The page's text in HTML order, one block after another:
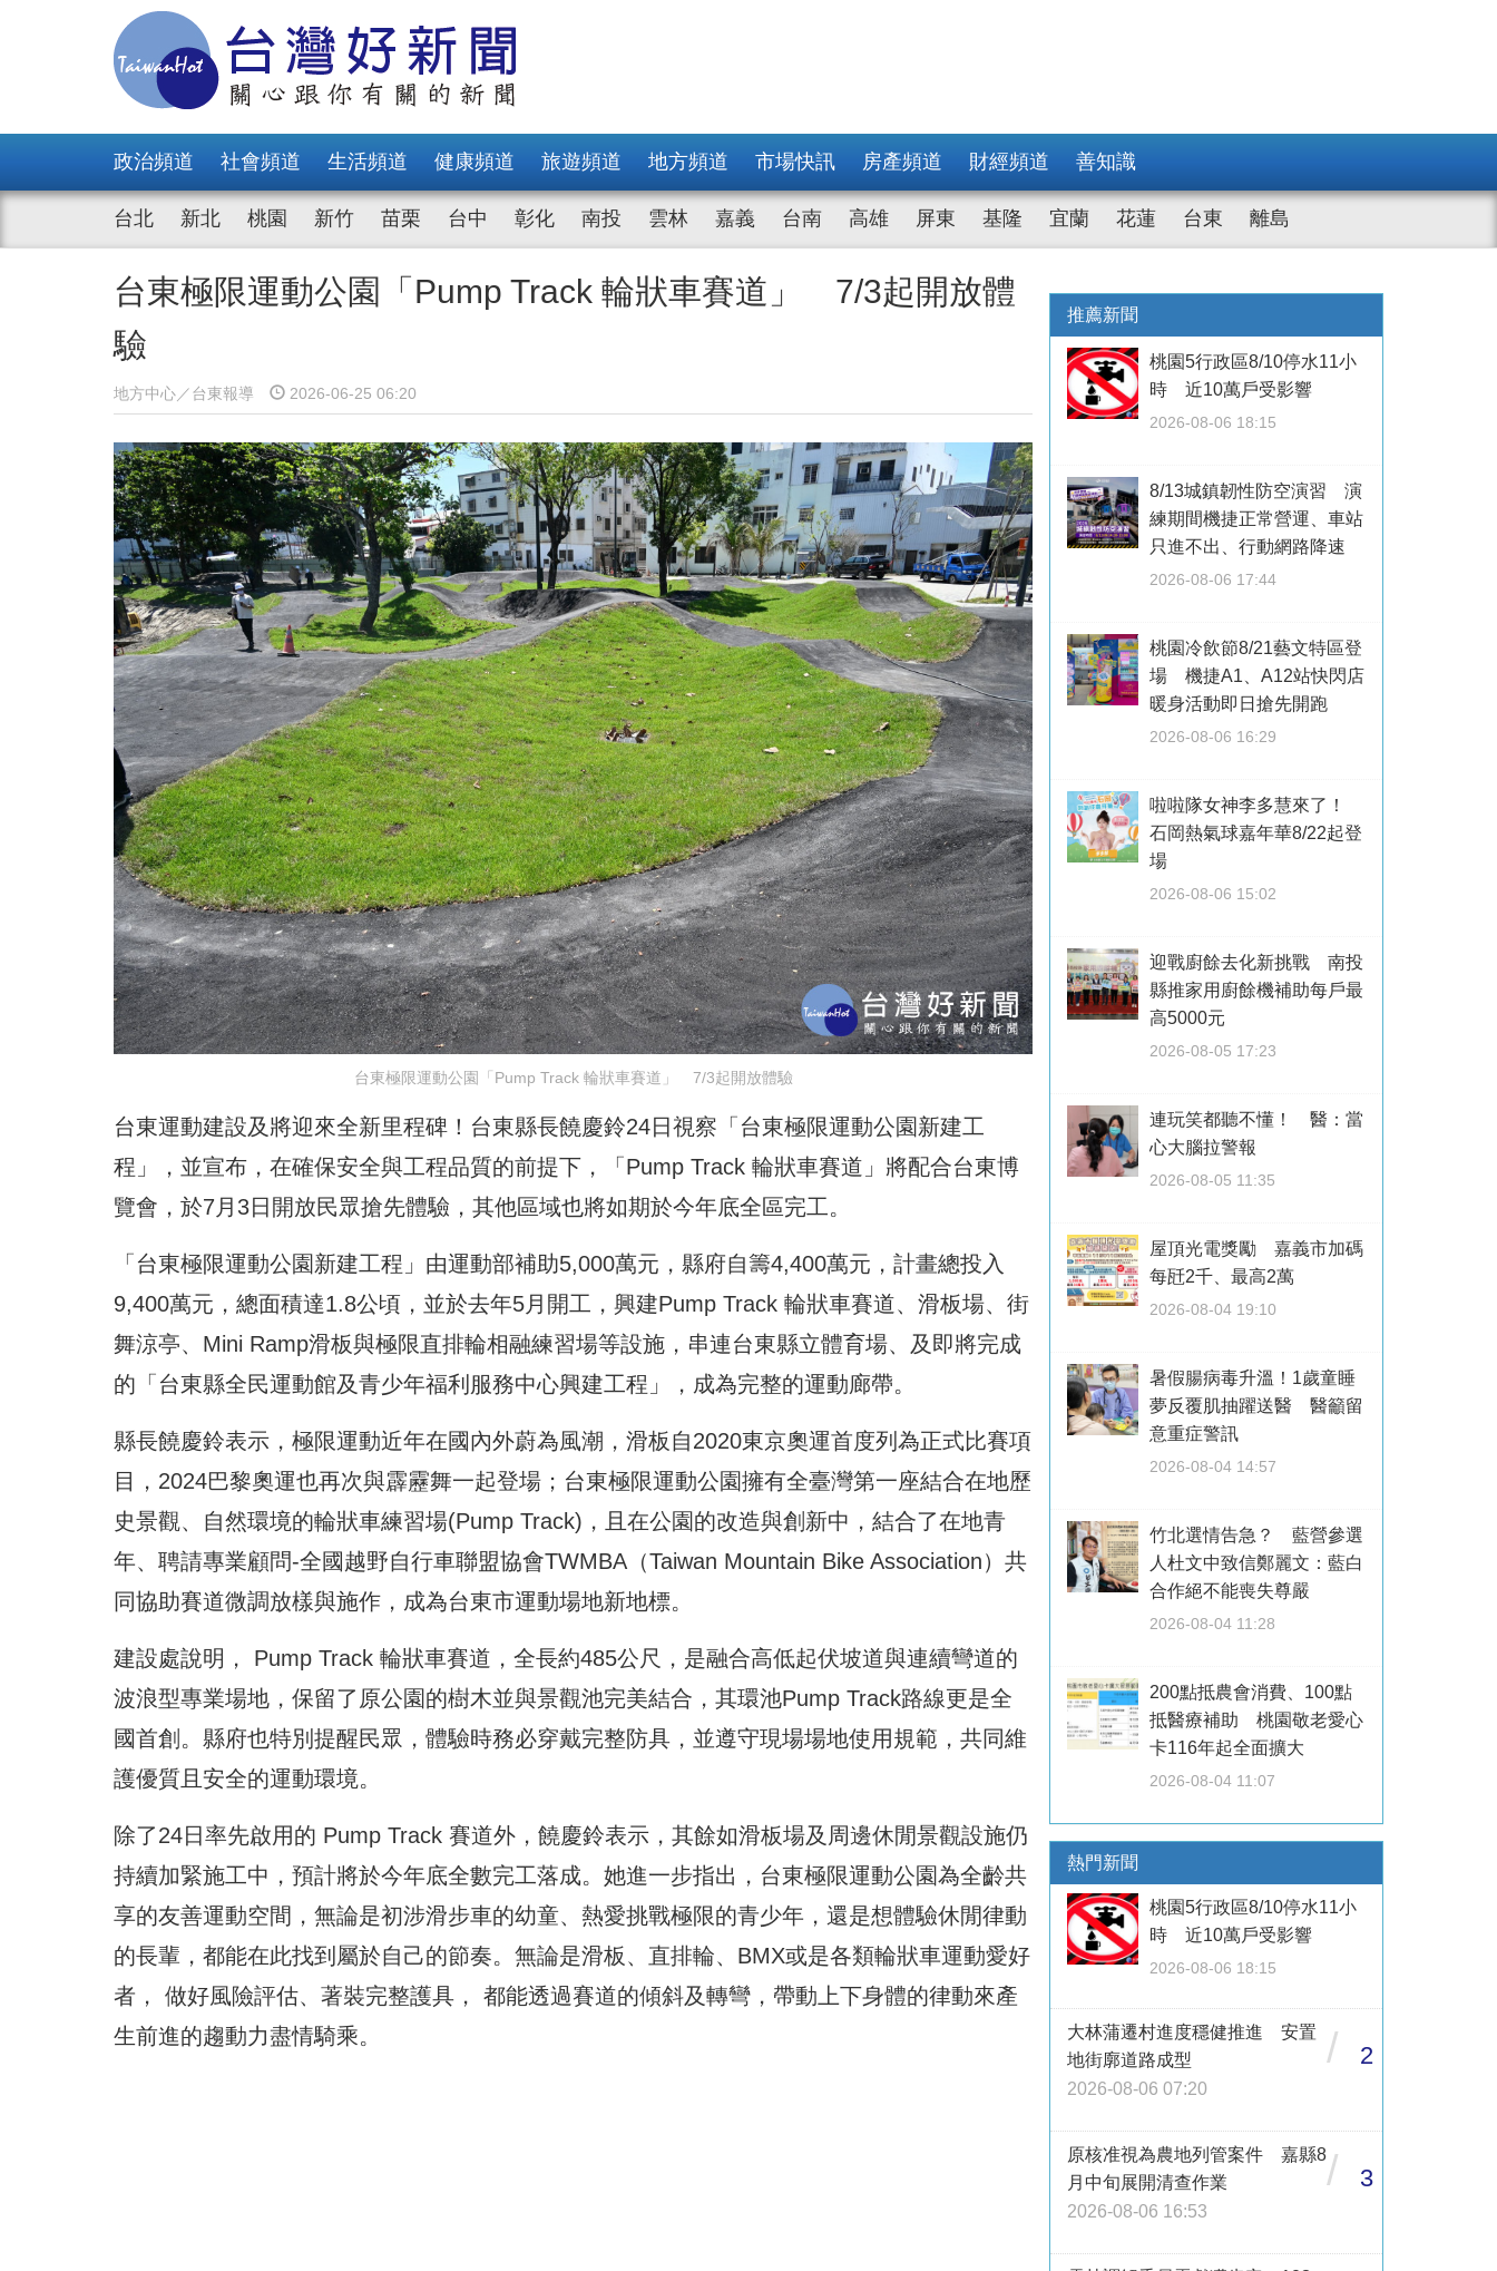
政治頻道 社會頻道 生活頻道 健康頻道 旅遊頻道 地方頻道 市場快訊 房產頻道 財經頻道 善知識
台北 新北 桃園 新竹 苗栗 台中 彰化 南投 雲林 嘉義 台南 高雄 屏東 基隆 宜蘭 花蓮 台東 離島
台東極限運動公園「Pump Track 輪狀車賽道」 7/3起開放體
驗
地方中心／台東報導 2026-06-25 06:20
台東極限運動公園「Pump Track 輪狀車賽道」 7/3起開放體驗
台東運動建設及將迎來全新里程碑！台東縣長饒慶鈴24日視察「台東極限運動公園新建工
程」，並宣布，在確保安全與工程品質的前提下，「Pump Track 輪狀車賽道」將配合台東博
覽會，於7月3日開放民眾搶先體驗，其他區域也將如期於今年底全區完工。
「台東極限運動公園新建工程」由運動部補助5,000萬元，縣府自籌4,400萬元，計畫總投入
9,400萬元，總面積達1.8公頃，並於去年5月開工，興建Pump Track 輪狀車賽道、滑板場、街
舞涼亭、Mini Ramp滑板與極限直排輪相融練習場等設施，串連台東縣立體育場、及即將完成
的「台東縣全民運動館及青少年福利服務中心興建工程」，成為完整的運動廊帶。
縣長饒慶鈴表示，極限運動近年在國內外蔚為風潮，滑板自2020東京奧運首度列為正式比賽項
目，2024巴黎奧運也再次與霹靂舞一起登場；台東極限運動公園擁有全臺灣第一座結合在地歷
史景觀、自然環境的輪狀車練習場(Pump Track)，且在公園的改造與創新中，結合了在地青
年、聘請專業顧問-全國越野自行車聯盟協會TWMBA（Taiwan Mountain Bike Association）共
同協助賽道微調放樣與施作，成為台東市運動場地新地標。
建設處說明， Pump Track 輪狀車賽道，全長約485公尺，是融合高低起伏坡道與連續彎道的
波浪型專業場地，保留了原公園的樹木並與景觀池完美結合，其環池Pump Track路線更是全
國首創。縣府也特別提醒民眾，體驗時務必穿戴完整防具，並遵守現場場地使用規範，共同維
護優質且安全的運動環境。
除了24日率先啟用的 Pump Track 賽道外，饒慶鈴表示，其餘如滑板場及周邊休閒景觀設施仍
持續加緊施工中，預計將於今年底全數完工落成。她進一步指出，台東極限運動公園為全齡共
享的友善運動空間，無論是初涉滑步車的幼童、熱愛挑戰極限的青少年，還是想體驗休閒律動
的長輩，都能在此找到屬於自己的節奏。無論是滑板、直排輪、BMX或是各類輪狀車運動愛好
者， 做好風險評估、著裝完整護具， 都能透過賽道的傾斜及轉彎，帶動上下身體的律動來產
生前進的趨動力盡情騎乘。
推薦新聞
桃園5行政區8/10停水11小
時 近10萬戶受影響
2026-08-06 18:15
8/13城鎮韌性防空演習 演
練期間機捷正常營運、車站
只進不出、行動網路降速
2026-08-06 17:44
桃園冷飲節8/21藝文特區登
場 機捷A1、A12站快閃店
暖身活動即日搶先開跑
2026-08-06 16:29
啦啦隊女神李多慧來了！
石岡熱氣球嘉年華8/22起登
場
2026-08-06 15:02
迎戰廚餘去化新挑戰 南投
縣推家用廚餘機補助每戶最
高5000元
2026-08-05 17:23
連玩笑都聽不懂！ 醫：當
心大腦拉警報
2026-08-05 11:35
屋頂光電獎勵 嘉義市加碼
每瓩2千、最高2萬
2026-08-04 19:10
暑假腸病毒升溫！1歲童睡
夢反覆肌抽躍送醫 醫籲留
意重症警訊
2026-08-04 14:57
竹北選情告急？ 藍營參選
人杜文中致信鄭麗文：藍白
合作絕不能喪失尊嚴
2026-08-04 11:28
200點抵農會消費、100點
抵醫療補助 桃園敬老愛心
卡116年起全面擴大
2026-08-04 11:07
熱門新聞
桃園5行政區8/10停水11小
時 近10萬戶受影響
2026-08-06 18:15
大林蒲遷村進度穩健推進 安置
地街廓道路成型
2026-08-06 07:20
/ 2
原核准視為農地列管案件 嘉縣8
月中旬展開清查作業
2026-08-06 16:53
/ 3